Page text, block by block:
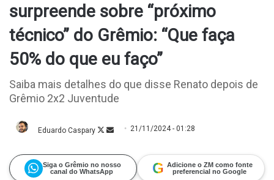
surpreende sobre “próximo
técnico” do Grêmio: “Que faça
50% do que eu faço”
Saiba mais detalhes do que disse Renato depois de
Grêmio 2x2 Juventude
Eduardo Caspary FollowMande
21/11/2024 - 01:28
Siga o Grêmio no nosso
canal do WhatsApp
G Adicione o ZM como fonte
preferencial no Google